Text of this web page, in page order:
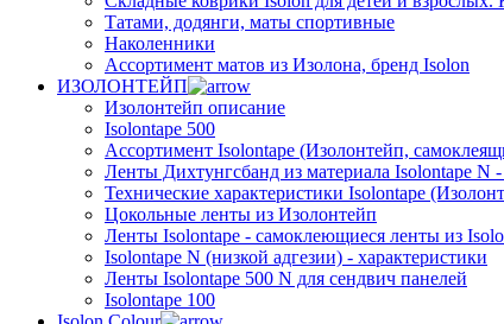
Татами, додянги, маты спортивные
Наколенники
Ассортимент матов из Изолона, бренд Isolon
ИЗОЛОНТЕЙП
Изолонтейп описание
Isolontape 500
Ассортимент Isolontape (Изолонтейп,
Ленты Дихтунгсбанд из материала Isolontape
Технические характеристики Isolontape
Цокольные ленты из Изолонтейп
Ленты Isolontape - самоклеющиеся ленты из
Isolontape N (низкой адгезии) - характеристики
Ленты Isolontape 500 N для сендвич панелей
Isolontape 100